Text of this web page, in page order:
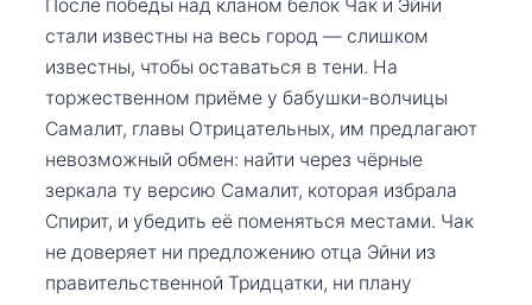
После победы над кланом белок Чак и Эйни
стали известны на весь город — слишком
известны, чтобы оставаться в тени. На
торжественном приёме у бабушки-волчицы
Самалит, главы Отрицательных, им предлагают
невозможный обмен: найти через чёрные
зеркала ту версию Самалит, которая избрала
Спирит, и убедить её поменяться местами. Чак
не доверяет ни предложению отца Эйни из
правительственной Тридцатки, ни плану